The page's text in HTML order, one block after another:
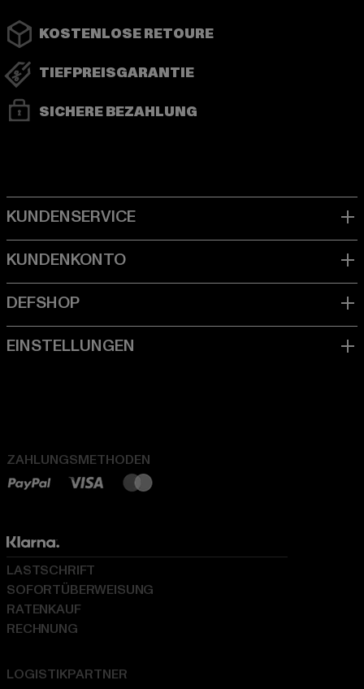
KOSTENLOSE RETOURE
TIEFPREISGARANTIE
SICHERE BEZAHLUNG
ZAHLUNGSMETHODEN
LOGISTIKPARTNER
LASTSCHRIFT
SOFORTÜBERWEISUNG
RATENKAUF
RECHNUNG